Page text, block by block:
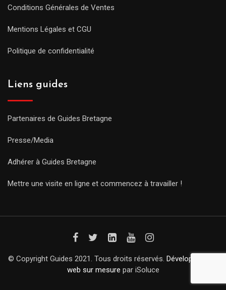
Conditions Générales de Ventes
Mentions Légales et CGU
Politique de confidentialité
Liens guides
Partenaires de Guides Bretagne
Presse/Media
Adhérer à Guides Bretagne
Mettre une visite en ligne et commencez à travailler !
© Copyright Guides 2021. Tous droits réservés. Développement
web sur mesure par iSoluce